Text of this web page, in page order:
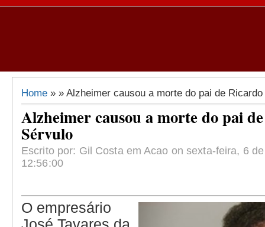
Home » » Alzheimer causou a morte do pai de
Alzheimer causou a morte do pai
Sérvulo
Escrito por: Gil Costa em Acao on sexta-feira, 6
12:56:00
O empresário